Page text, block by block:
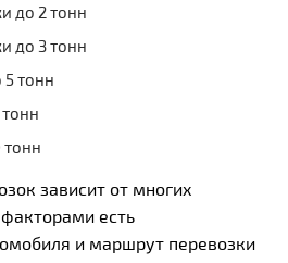
до 2 тонн
до 3 тонн
5 тонн
тонн
зависит от многих
есть
и маршрут перевозки